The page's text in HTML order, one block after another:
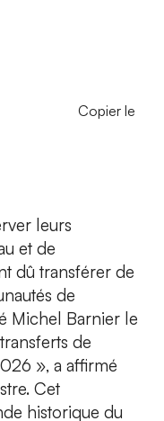
Copier le
leurs
et de
dû transférer de
de
Michel Barnier le
de
», a affirmé
Cet
historique du